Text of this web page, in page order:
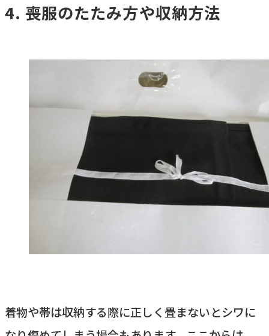
喪服のたたみ方や収納方法
着物や帯は収納する際に正しく畳まないとシワに